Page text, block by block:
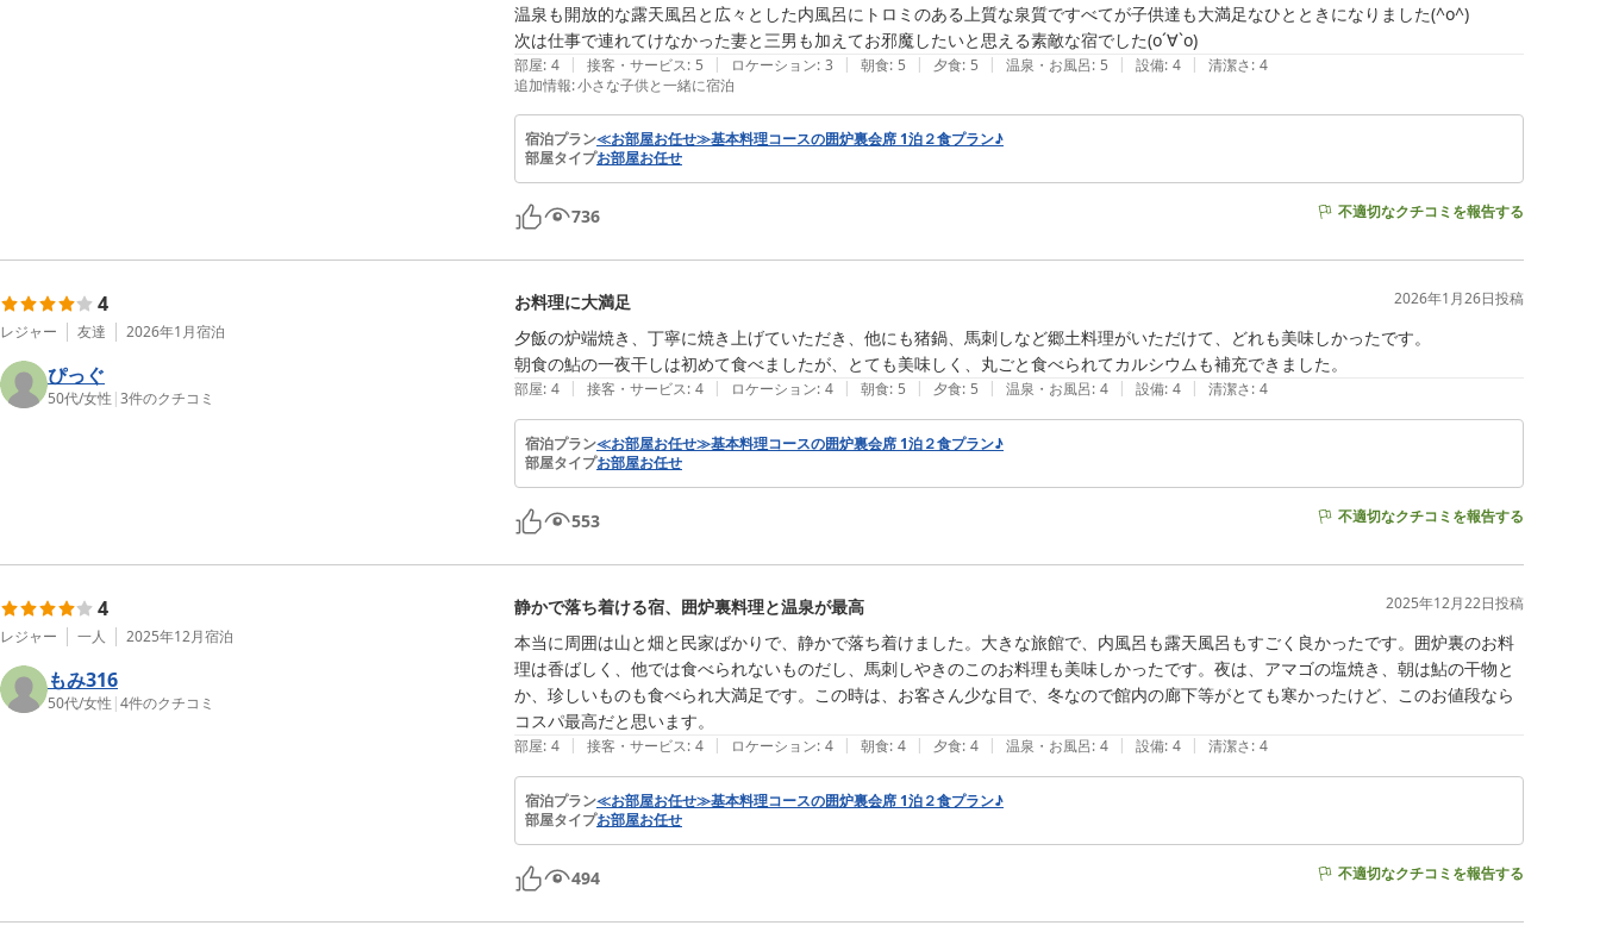
温泉も開放的な露天風呂と広々とした内風呂にトロミのある上質な泉質ですべてが子供達も大満足なひとときになりました(^o^)
次は仕事で連れてけなかった妻と三男も加えてお邪魔したいと思える素敵な宿でした(о´∀`о)
部屋: 4 | 接客・サービス: 5 | ロケーション: 3 | 朝食: 5 | 夕食: 5 | 温泉・お風呂: 5 | 設備: 4 | 清潔さ: 4
追加情報:小さな子供と一緒に宿泊
宿泊プラン≪お部屋お任せ≫基本料理コースの囲炉裏会席 1泊２食プラン♪
部屋タイプお部屋お任せ
736 不適切なクチコミを報告する
4
レジャー 友達 2026年1月宿泊
ぴっぐ
50代/女性 |3件のクチコミ
お料理に大満足 2026年1月26日投稿
夕飯の炉端焼き、丁寧に焼き上げていただき、他にも猪鍋、馬刺しなど郷土料理がいただけて、どれも美味しかったです。
朝食の鮎の一夜干しは初めて食べましたが、とても美味しく、丸ごと食べられてカルシウムも補充できました。
部屋: 4 | 接客・サービス: 4 | ロケーション: 4 | 朝食: 5 | 夕食: 5 | 温泉・お風呂: 4 | 設備: 4 | 清潔さ: 4
宿泊プラン≪お部屋お任せ≫基本料理コースの囲炉裏会席 1泊２食プラン♪
部屋タイプお部屋お任せ
553 不適切なクチコミを報告する
4
レジャー 一人 2025年12月宿泊
もみ316
50代/女性 |4件のクチコミ
静かで落ち着ける宿、囲炉裏料理と温泉が最高 2025年12月22日投稿
本当に周囲は山と畑と民家ばかりで、静かで落ち着けました。大きな旅館で、内風呂も露天風呂もすごく良かったです。囲炉裏のお料
理は香ばしく、他では食べられないものだし、馬刺しやきのこのお料理も美味しかったです。夜は、アマゴの塩焼き、朝は鮎の干物と
か、珍しいものも食べられ大満足です。この時は、お客さん少な目で、冬なので館内の廊下等がとても寒かったけど、このお値段なら
コスパ最高だと思います。
部屋: 4 | 接客・サービス: 4 | ロケーション: 4 | 朝食: 4 | 夕食: 4 | 温泉・お風呂: 4 | 設備: 4 | 清潔さ: 4
宿泊プラン≪お部屋お任せ≫基本料理コースの囲炉裏会席 1泊２食プラン♪
部屋タイプお部屋お任せ
494 不適切なクチコミを報告する